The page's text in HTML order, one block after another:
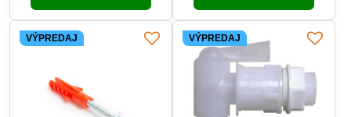
VÝPREDAJ VÝPREDAJ